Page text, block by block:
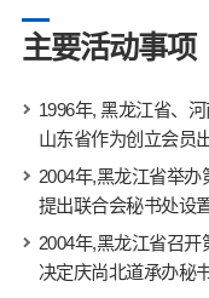
主要活动事项
1996年, 黑龙江省、河
山东省作为创立会员
2004年,黑龙江省举办
提出联合会秘书处设
2004年,黑龙江省召开
决定庆尚北道承办秘